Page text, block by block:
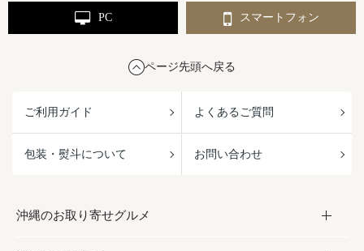
PC スマートフォン
ページ先頭へ戻る
ご利用ガイド よくあるご質問
包装・熨斗について お問い合わせ
沖縄のお取り寄せグルメ